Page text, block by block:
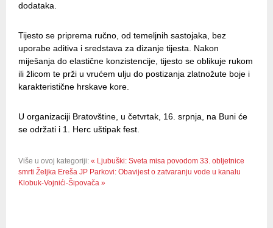
dodataka.
Tijesto se priprema ručno, od temeljnih sastojaka, bez
uporabe aditiva i sredstava za dizanje tijesta. Nakon
miješanja do elastične konzistencije, tijesto se oblikuje rukom
ili žlicom te prži u vrućem ulju do postizanja zlatnožute boje i
karakteristične hrskave kore.
U organizaciji Bratovštine, u četvrtak, 16. srpnja, na Buni će
se održati i 1. Herc uštipak fest.
Više u ovoj kategoriji: « Ljubuški: Sveta misa povodom 33. obljetnice
smrti Željka Ereša JP Parkovi: Obavijest o zatvaranju vode u kanalu
Klobuk-Vojnići-Šipovača »